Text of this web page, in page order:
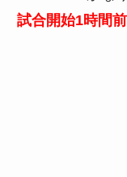
試合開始1時間